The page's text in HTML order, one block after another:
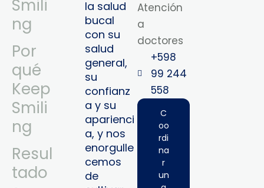
Smili
ng
Por
qué
Keep
Smili
ng
Resul
tado
la salud
bucal
con su
salud
general,
su
confianz
a y su
aparienci
a, y nos
enorgulle
cemos
de
Atención
a
doctores
+598
99 244
558‬‬
C
oo
rdi
na
r
un